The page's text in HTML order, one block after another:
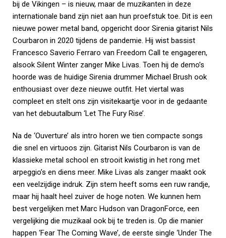
bij de Vikingen – is nieuw, maar de muzikanten in deze
internationale band zijn niet aan hun proefstuk toe. Dit is een
nieuwe power metal band, opgericht door Sirenia gitarist Nils
Courbaron in 2020 tijdens de pandemie. Hij wist bassist
Francesco Saverio Ferraro van Freedom Call te engageren,
alsook Silent Winter zanger Mike Livas. Toen hij de demo’s
hoorde was de huidige Sirenia drummer Michael Brush ook
enthousiast over deze nieuwe outfit. Het viertal was
compleet en stelt ons zijn visitekaartje voor in de gedaante
van het debuutalbum ‘Let The Fury Rise’.
Na de ‘Ouverture’ als intro horen we tien compacte songs
die snel en virtuoos zijn. Gitarist Nils Courbaron is van de
klassieke metal school en strooit kwistig in het rong met
arpeggio’s en diens meer. Mike Livas als zanger maakt ook
een veelzijdige indruk. Zijn stem heeft soms een ruw randje,
maar hij haalt heel zuiver de hoge noten. We kunnen hem
best vergelijken met Marc Hudson van DragonForce, een
vergelijking die muzikaal ook bij te treden is. Op die manier
happen ‘Fear The Coming Wave’, de eerste single ‘Under The